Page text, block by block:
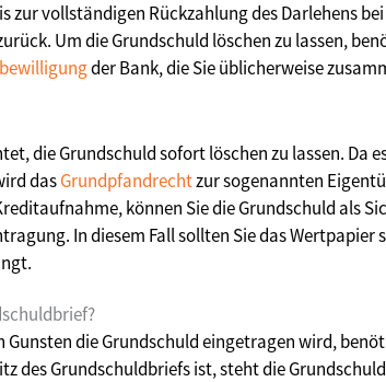
zur vollständigen Rückzahlung des Darlehens
Um die Grundschuld löschen zu lassen,
der Bank, die Sie üblicherweise
die Grundschuld sofort löschen zu lassen. Da
dasGrundpfandrechtzur sogenannten
können Sie die Grundschuld als
In diesem Fall sollten Sie das
Gunsten die Grundschuld eingetragen wird,
des Grundschuldbriefs ist, steht die